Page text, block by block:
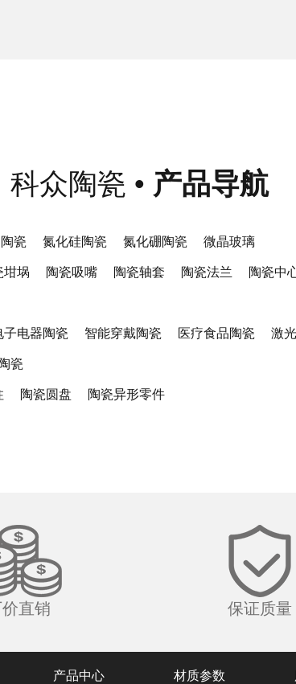
科众陶瓷 • 产品导航
瓷 氮化硅陶瓷 氮化硼陶瓷 微晶玻璃
坩埚 陶瓷吸嘴 陶瓷轴套 陶瓷法兰 陶瓷中
子电器陶瓷 智能穿戴陶瓷 医疗食品陶瓷 激
瓷
陶瓷圆盘 陶瓷异形零件
价直销 保证质量
产品中心 材质参数